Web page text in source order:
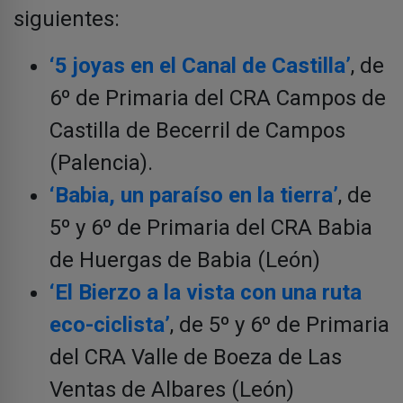
siguientes:
‘5 joyas en el Canal de Castilla’, de
6º de Primaria del CRA Campos de
Castilla de Becerril de Campos
(Palencia).
‘Babia, un paraíso en la tierra’, de
5º y 6º de Primaria del CRA Babia
de Huergas de Babia (León)
‘El Bierzo a la vista con una ruta
eco-ciclista’, de 5º y 6º de Primaria
del CRA Valle de Boeza de Las
Ventas de Albares (León)